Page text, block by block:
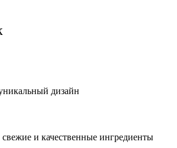
дизайн
свежие и качественные ингредиенты